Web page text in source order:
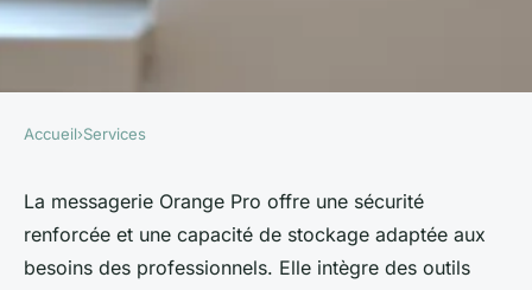
Les avantages
incontournables de la
Accueil›Services
La messagerie Orange Pro offre une sécurité
renforcée et une capacité de stockage adaptée aux
besoins des professionnels. Elle intègre des outils